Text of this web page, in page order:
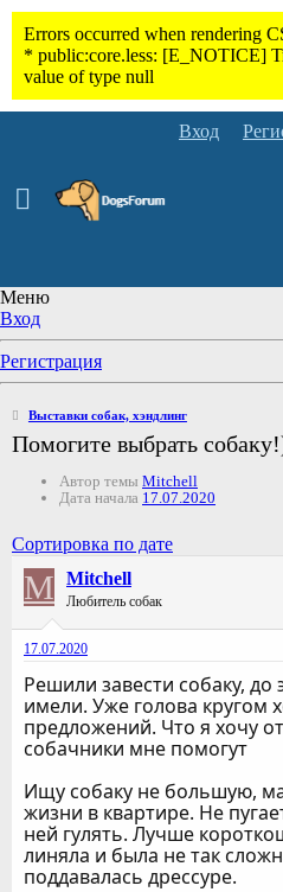
Вход
Меню
Вход
Регистрация
Выставки собак, хэндлинг
Помогите выбрать
Автор темы Mitchell
Дата начала 17.07.2020
Сортировка по дате
M Mitchell
Любитель собак
17.07.2020
Решили завести собаку, до
имели. Уже голова кругом
предложений. Что я хочу
собачники мне помогут
Ищу собаку не большую,
жизни в квартире. Не
ней гулять. Лучше
линяла и была не так
поддавалась дрессуре.